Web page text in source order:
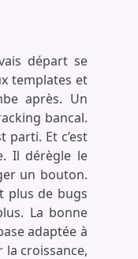
départ se
templates et
après. Un
bancal.
parti. Et c’est
Il dérègle le
un bouton.
plus de bugs
La bonne
adaptée à
la croissance,